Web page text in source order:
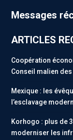
Messages
ARTICLES
Coopération
Conseil malien
Mexique : les
l’esclavage
Korhogo : plus de
moderniser les